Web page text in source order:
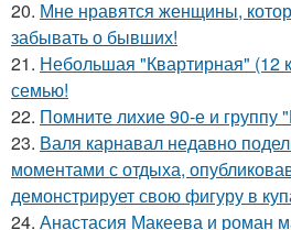
20. Мне нравятся женщины,
забывать о бывших!
21. Небольшая "Квартирная" (12
семью!
22. Помните лихие 90-е и группу
23. Валя карнавал недавно
моментами с отдыха,
демонстрирует свою фигуру в
24. Анастасия Макеева и роман